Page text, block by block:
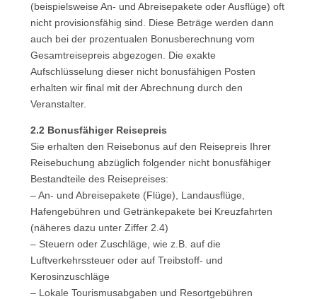
(beispielsweise An- und Abreisepakete oder Ausflüge) oft
nicht provisionsfähig sind. Diese Beträge werden dann
auch bei der prozentualen Bonusberechnung vom
Gesamtreisepreis abgezogen. Die exakte
Aufschlüsselung dieser nicht bonusfähigen Posten
erhalten wir final mit der Abrechnung durch den
Veranstalter.
2.2 Bonusfähiger Reisepreis
Sie erhalten den Reisebonus auf den Reisepreis Ihrer
Reisebuchung abzüglich folgender nicht bonusfähiger
Bestandteile des Reisepreises:
– An- und Abreisepakete (Flüge), Landausflüge,
Hafengebühren und Getränkepakete bei Kreuzfahrten
(näheres dazu unter Ziffer 2.4)
– Steuern oder Zuschläge, wie z.B. auf die
Luftverkehrssteuer oder auf Treibstoff- und
Kerosinzuschläge
– Lokale Tourismusabgaben und Resortgebühren